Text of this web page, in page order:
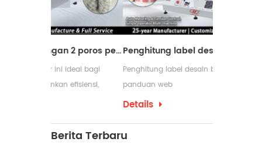
Mesin pemotong dengan 2 poros penggulung ulang Penghitung label desain baru dengan panduan web
Penghitung label desain baru dengan
panduan web
Berita Terbaru